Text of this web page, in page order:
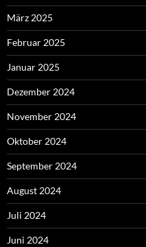
März 2025
Februar 2025
Januar 2025
Dezember 2024
November 2024
Oktober 2024
September 2024
August 2024
Juli 2024
Juni 2024